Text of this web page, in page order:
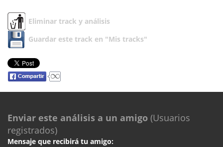
Eliminar track y análisis
Guardar este track en "Mis tracks"
Enviar este análisis a un amigo (Usuarios
registrados)
Mensaje que recibirá tu amigo: